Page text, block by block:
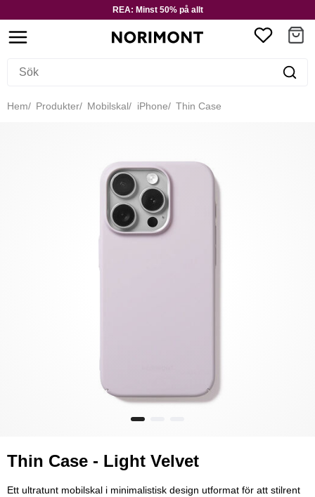
REA: Minst 50% på allt
Hem Produkter Mobilskal iPhone Thin Case
Thin Case - Light Velvet
Ett ultratunt mobilskal i minimalistisk design utformat för att stilrent